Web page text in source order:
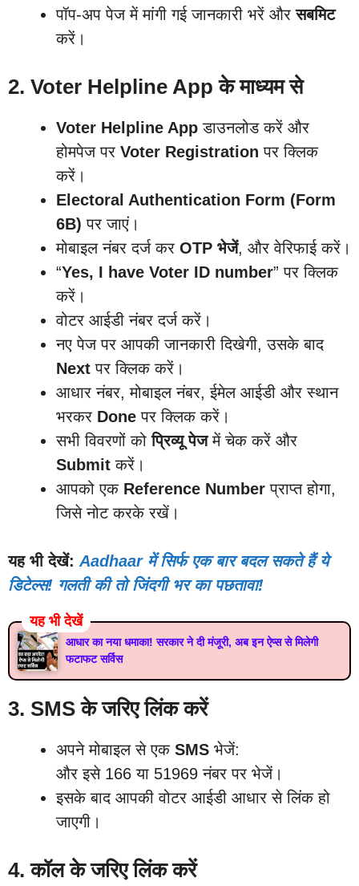
पॉप-अप पेज में मांगी गई जानकारी भरें औरसबमिट
करें।
2. Voter Helpline App के माध्यम से
Voter Helpline App डाउनलोड करें और
होमपेज पर Voter Registration पर क्लिक
करें।
Electoral Authentication Form (Form
6B) पर जाएं।
मोबाइल नंबर दर्ज कर OTP भेजें, और वेरिफाई करें।
“Yes, I have Voter ID number” पर क्लिक
करें।
वोटर आईडी नंबर दर्ज करें।
नए पेज पर आपकी जानकारी दिखेगी, उसके बाद
Next पर क्लिक करें।
आधार नंबर, मोबाइल नंबर, ईमेल आईडी और स्थान
भरकर Done पर क्लिक करें।
सभी विवरणों कोप्रिव्यू पेजमें चेक करें और
Submit करें।
आपको एक Reference Number प्राप्त होगा,
जिसे नोट करके रखें।
यह भी देखें: Aadhaar में सिर्फ एक बार बदल सकते हैं ये
डिटेल्स! गलती की तो जिंदगी भर का पछतावा!
यह भी देखें
आधार का नया धमाका! सरकार ने दी मंजूरी, अब इन ऐप्स से मिलेगी
फटाफट सर्विस
3. SMS के जरिए लिंक करें
अपने मोबाइल से एक SMS भेजें:
और इसे 166 या 51969 नंबर पर भेजें।
इसके बाद आपकी वोटर आईडी आधार से लिंक हो
जाएगी।
4. कॉल के जरिए लिंक करें